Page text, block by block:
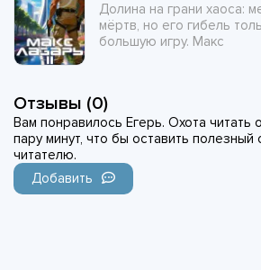
Долина на грани хаоса:
мёртв, но его гибель
большую игру. Макс
Отзывы (0)
Вам понравилось Егерь. Охота читать
пару минут, что бы оставить полезный
читателю.
Добавить